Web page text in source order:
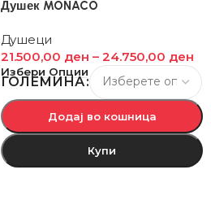
Душек MONACO
Душеци
21.500,00 ден – 24.750,00 ден
Избери Опции
ГОЛЕМИНА
Додај во кошница
Купи